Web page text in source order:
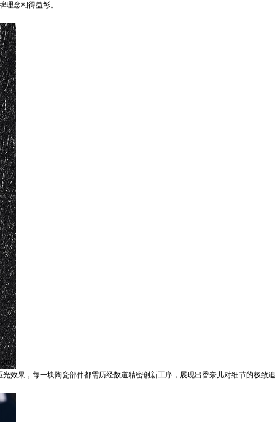
念相得益彰。
效果，每一块陶瓷部件都需历经数道精密创新工序，展现出香奈儿对细节的极致